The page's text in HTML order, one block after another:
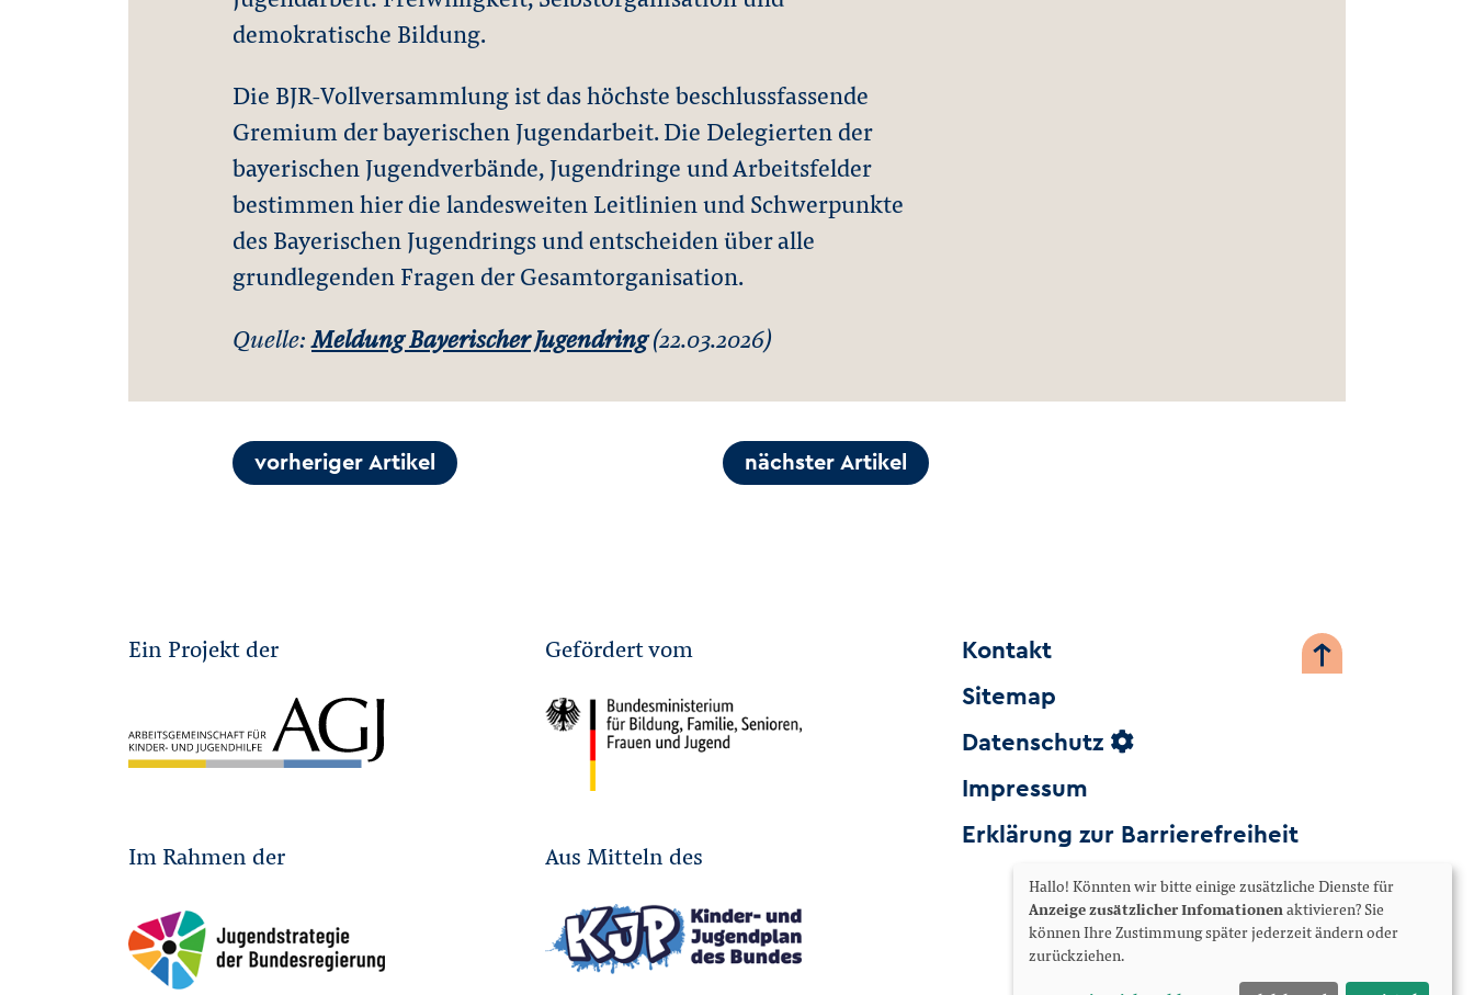
demokratische Bildung.
Die BJR-Vollversammlung ist das höchste beschlussfassende
Gremium der bayerischen Jugendarbeit. Die Delegierten der
bayerischen Jugendverbände, Jugendringe und Arbeitsfelder
bestimmen hier die landesweiten Leitlinien und Schwerpunkte
des Bayerischen Jugendrings und entscheiden über alle
grundlegenden Fragen der Gesamtorganisation.
Quelle:Meldung Bayerischer Jugendring(22.03.2026)
vorheriger Artikel nächster Artikel
Ein Projekt der Gefördert vom
Im Rahmen der Aus Mitteln des
Kontakt
Sitemap
Datenschutz
Impressum
Erklärung zur Barrierefreiheit
Hallo! Könnten wir bitte einige zusätzliche Dienste für
Anzeige zusätzlicher Infomationenaktivieren? Sie
können Ihre Zustimmung später jederzeit ändern oder
zurückziehen.